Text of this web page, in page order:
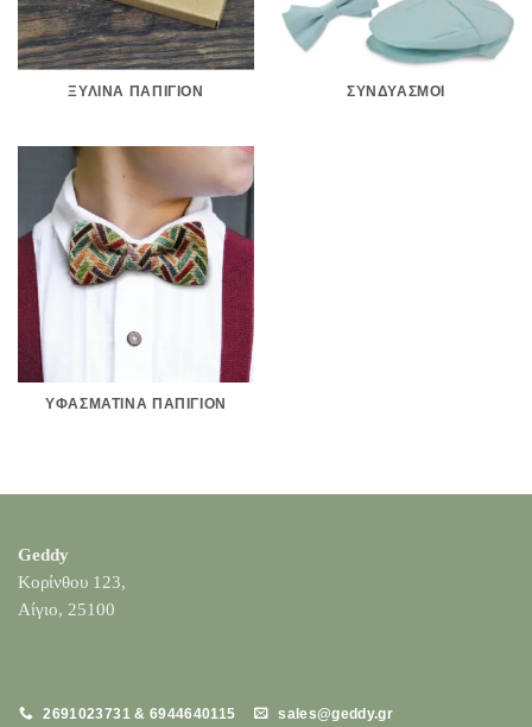
ΞΎΛΙΝΑ ΠΑΠΙΓΙΌΝ ΣΥΝΔΥΑΣΜΟΊ
ΥΦΑΣΜΆΤΙΝΑ ΠΑΠΙΓΙΌΝ
Geddy
Κορίνθου 123,
Αίγιο, 25100
2691023731 & 6944640115 sales@geddy.gr